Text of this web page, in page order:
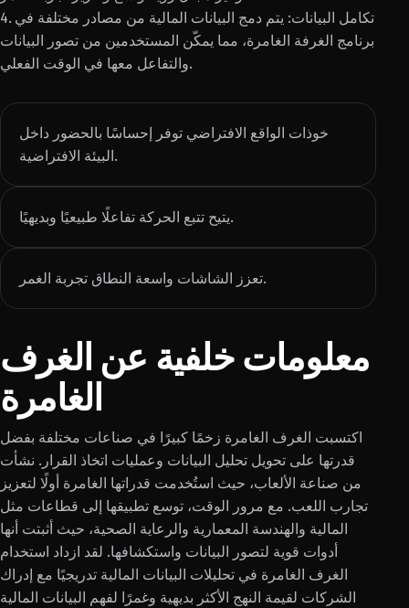
4. تكامل البيانات: يتم دمج البيانات المالية من مصادر مختلفة في
برنامج الغرفة الغامرة، مما يمكّن المستخدمين من تصور البيانات
والتفاعل معها في الوقت الفعلي.
خوذات الواقع الافتراضي توفر إحساسًا بالحضور داخل
البيئة الافتراضية.
يتيح تتبع الحركة تفاعلًا طبيعيًا وبديهيًا.
تعزز الشاشات واسعة النطاق تجربة الغمر.
معلومات خلفية عن الغرف
الغامرة
اكتسبت الغرف الغامرة زخمًا كبيرًا في صناعات مختلفة بفضل
قدرتها على تحويل تحليل البيانات وعمليات اتخاذ القرار. نشأت
من صناعة الألعاب، حيث استُخدمت قدراتها الغامرة أولًا لتعزيز
تجارب اللعب. مع مرور الوقت، توسع تطبيقها إلى قطاعات مثل
المالية والهندسة المعمارية والرعاية الصحية، حيث أثبتت أنها
أدوات قوية لتصور البيانات واستكشافها. لقد ازداد استخدام
الغرف الغامرة في تحليلات البيانات المالية تدريجيًا مع إدراك
الشركات لقيمة النهج الأكثر بديهية وغمرًا لفهم البيانات المالية